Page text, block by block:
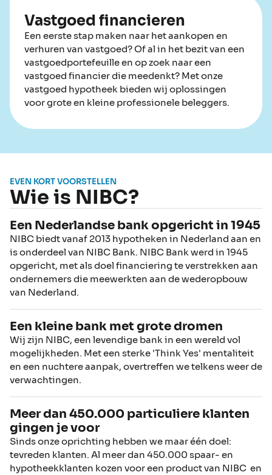
Vastgoed financieren
Een eerste stap maken naar het aankopen en
verhuren van vastgoed? Of al in het bezit van een
vastgoedportefeuille en op zoek naar een
vastgoed financier die meedenkt? Met onze
vastgoed hypotheek bieden wij oplossingen
voor grote en kleine professionele beleggers.
EVEN KORT VOORSTELLEN
Wie is NIBC?
Een Nederlandse bank opgericht in 1945
NIBC biedt vanaf 2013 hypotheken in Nederland aan en
is onderdeel van NIBC Bank. NIBC Bank werd in 1945
opgericht, met als doel financiering te verstrekken aan
ondernemers die meewerkten aan de wederopbouw
van Nederland.
Een kleine bank met grote dromen
Wij zijn NIBC, een levendige bank in een wereld vol
mogelijkheden. Met een sterke 'Think Yes' mentaliteit
en een nuchtere aanpak, overtreffen we telkens weer de
verwachtingen.
Meer dan 450.000 particuliere klanten
gingen je voor
Sinds onze oprichting hebben we maar één doel:
tevreden klanten. Al meer dan 450.000 spaar- en
hypotheekklanten kozen voor een product van NIBC en